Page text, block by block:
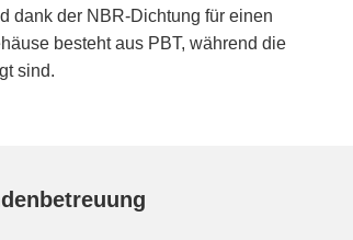
dank der NBR-Dichtung für einen
besteht aus PBT, während die
sind.